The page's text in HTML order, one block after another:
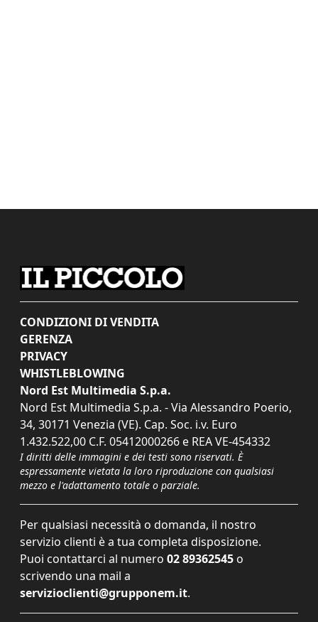
CONDIZIONI DI VENDITA
GERENZA
PRIVACY
WHISTLEBLOWING
Nord Est Multimedia S.p.a.
Nord Est Multimedia S.p.a. - Via Alessandro Poerio,
34, 30171 Venezia (VE). Cap. Soc. i.v. Euro
1.432.522,00 C.F. 05412000266 e REA VE-454332
I diritti delle immagini e dei testi sono riservati. È
espressamente vietata la loro riproduzione con qualsiasi
mezzo e l'adattamento totale o parziale.
Per qualsiasi necessità o domanda, il nostro
servizio clienti è a tua completa disposizione.
Puoi contattarci al numero 02 89362545 o
scrivendo una mail a
servizioclienti@grupponem.it.